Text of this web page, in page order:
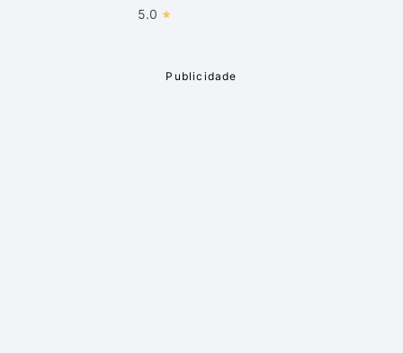
5.0